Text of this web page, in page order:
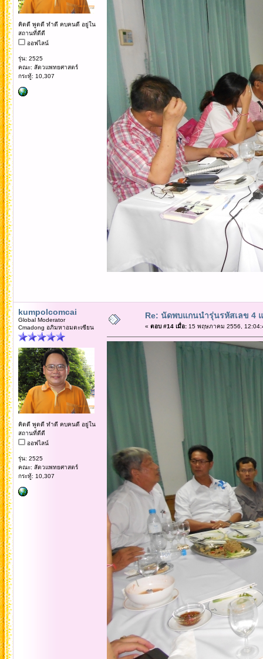
คิดดี พูดดี ทำดี คบคนดี อยู่ใน
สถานที่ดีดี
ออฟไลน์
รุ่น: 2525
คณะ: สัตวแพทยศาสตร์
กระทู้: 10,307
kumpolcomcai
Global Moderator
Cmadong อภิมหาอมตะเซียน
คิดดี พูดดี ทำดี คบคนดี อยู่ใน
สถานที่ดีดี
ออฟไลน์
รุ่น: 2525
คณะ: สัตวแพทยศาสตร์
กระทู้: 10,307
Re: นัดพบแกนนำรุ่นรหัสเลข 4
« ตอบ #14 เมื่อ:15 พฤษภาคม 2556,